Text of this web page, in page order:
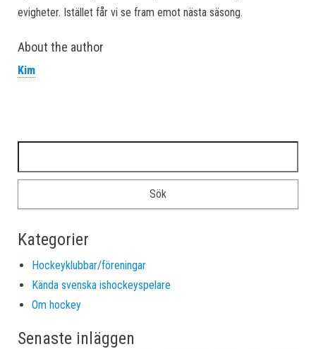
evigheter. Istället får vi se fram emot nästa säsong.
About the author
Kim
Kategorier
Hockeyklubbar/föreningar
Kända svenska ishockeyspelare
Om hockey
Senaste inläggen